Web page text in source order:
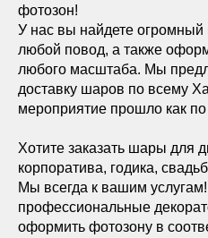
фотозон!
У нас вы найдете
любой повод, а также
любого масштаба. Мы
доставку шаров по всему
мероприятие прошло как по
Хотите заказать шары для
корпоратива, годика,
Мы всегда к вашим
профессиональные
оформить фотозону в